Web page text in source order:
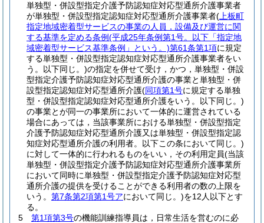
単独型・併設型指定介護予防認知症対応型通所介護事業者
が単独型・併設型指定認知症対応型通所介護事業者( 上板町
指定地域密着型サービスの事業の人員，設備及び運営に関
する基準を定める条例(平成25年条例第1号。以下「指定地
域密着型サービス基準条例」という。)第61条第1項に規定
する単独型・併設型指定認知症対応型通所介護事業者をい
う。以下同じ。)の指定を併せて受け，かつ，単独型・併設
型指定介護予防認知症対応型通所介護の事業と単独型・併
設型指定認知症対応型通所介護(同項第1号に規定する単独
型・併設型指定認知症対応型通所介護をいう。以下同じ。)
の事業とが同一の事業所において一体的に運営されている
場合にあっては，当該事業所における単独型・併設型指定
介護予防認知症対応型通所介護又は単独型・併設型指定認
知症対応型通所介護の利用者。以下この条において同じ。)
に対して一体的に行われるものをいい，その利用定員(当該
単独型・併設型指定介護予防認知症対応型通所介護事業所
において同時に単独型・併設型指定介護予防認知症対応型
通所介護の提供を受けることができる利用者の数の上限を
いう。 第7条第2項第1号アにおいて同じ。)を12人以下とす
る。
5
第1項第3号の機能訓練指導員は，日常生活を営むのに必